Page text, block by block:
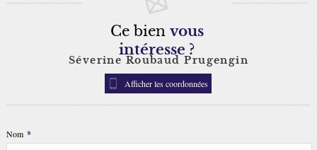
Ce bien vous
intéresse ?
Séverine Roubaud Prugengin
Afficher les coordonnées
Nom *